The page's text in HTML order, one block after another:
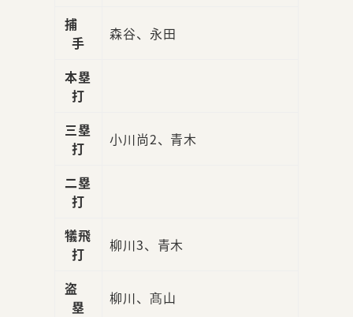
捕
手
森谷、永田
本塁
打
三塁
打
小川尚2、青木
二塁
打
犠飛
打
柳川3、青木
盗
塁
柳川、髙山